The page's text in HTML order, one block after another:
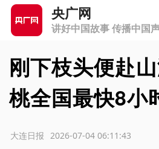
央广网
讲好中国故事 传播中国
刚下枝头便赴
桃全国最快8小
2026-07-04 06:11:43
大连日报